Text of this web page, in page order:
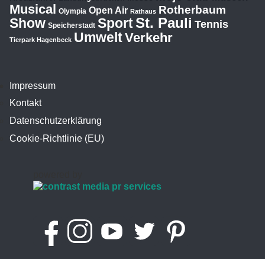
Impressum
Kontakt
Datenschutzerklärung
Cookie-Richtlinie (EU)
Musical Olympia Open Air Rathaus Rotherbaum
Show Speicherstadt SportSt. Pauli Tennis
Tierpark Hagenbeck UmweltVerkehr